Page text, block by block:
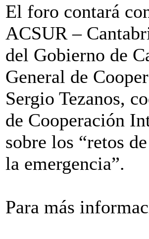
El foro contará
ACSUR –
del Gobierno de
General de
Sergio Tezanos,
de Cooperación
sobre los “retos
la emergencia”.
Para más